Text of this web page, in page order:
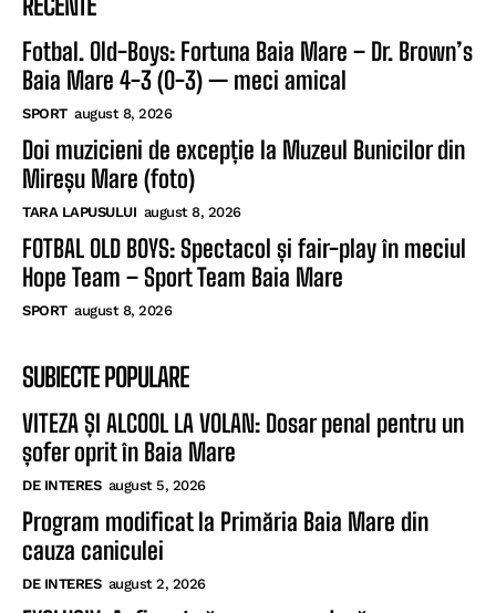
Fotbal. Old-Boys: Fortuna Baia Mare – Dr. Brown’s
Baia Mare 4-3 (0-3) — meci amical
SPORT august 8, 2026
Doi muzicieni de excepție la Muzeul Bunicilor din
Mireșu Mare (foto)
TARA LAPUSULUI august 8, 2026
FOTBAL OLD BOYS: Spectacol și fair-play în meciul
Hope Team – Sport Team Baia Mare
SPORT august 8, 2026
SUBIECTE POPULARE
VITEZA ȘI ALCOOL LA VOLAN: Dosar penal pentru un
șofer oprit în Baia Mare
DE INTERES august 5, 2026
Program modificat la Primăria Baia Mare din
cauza caniculei
DE INTERES august 2, 2026